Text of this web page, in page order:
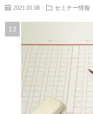
2021.01.08 セミナー情報